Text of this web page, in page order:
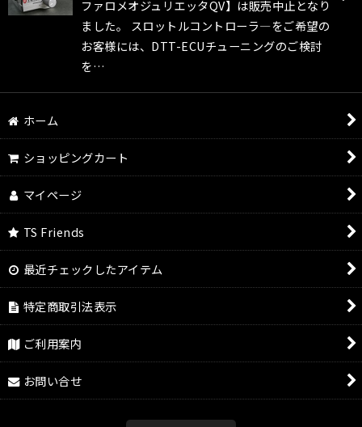
ファロメオジュリエッタQV】は販売中止となり
ました。 スロットルコントローラ―をご希望の
お客様には、DTT-ECUチューニングのご検討
を…
ホーム
ショッピングカート
マイページ
TS Friends
最近チェックしたアイテム
特定商取引法表示
ご利用案内
お問い合せ